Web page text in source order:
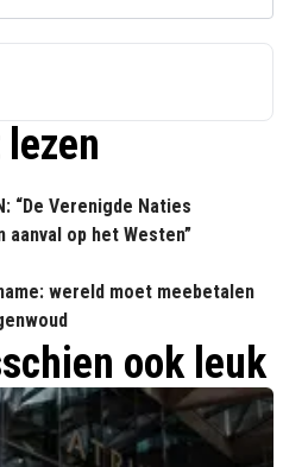
“De Verenigde Naties
aanval op het Westen”
wereld moet meebetalen
ook leuk